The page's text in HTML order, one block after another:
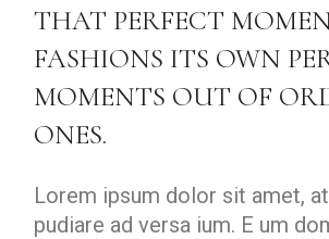
THAT PERFECT
FASHIONS ITS OWN
MOMENTS OUT OF
ONES.
Lorem ipsum dolor sit amet,
pudiare ad versa ium. E um